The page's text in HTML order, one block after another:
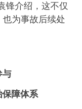
锋介绍，这不仅
为事故后续处
与
保障体系